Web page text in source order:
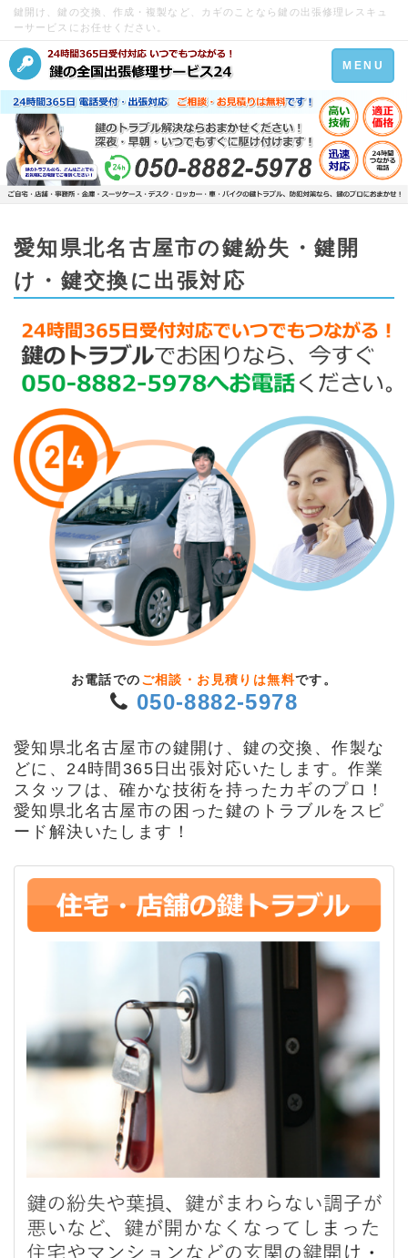
鍵開け、鍵の交換、作成・複製など、カギのことなら鍵の出張修理レスキュ
ーサービスにお任せください。
Toggle
navigation
MENU
愛知県北名古屋市の鍵紛失・鍵開
け・鍵交換に出張対応
お電話での ご相談・お見積りは無料です。
050-8882-5978
愛知県北名古屋市の鍵開け、鍵の交換、作製な
どに、24時間365日出張対応いたします。作業
スタッフは、確かな技術を持ったカギのプロ！
愛知県北名古屋市の困った鍵のトラブルをスピ
ード解決いたします！